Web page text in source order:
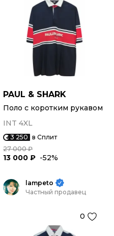
PAUL & SHARK
Поло с коротким рукавом
INT 4XL
3 250 в Сплит
27 000 ₽
13 000 ₽ -52%
lampeto
Частный продавец
0